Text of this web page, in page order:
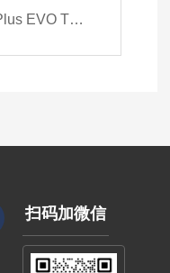
TG-DTA
扫码加微信